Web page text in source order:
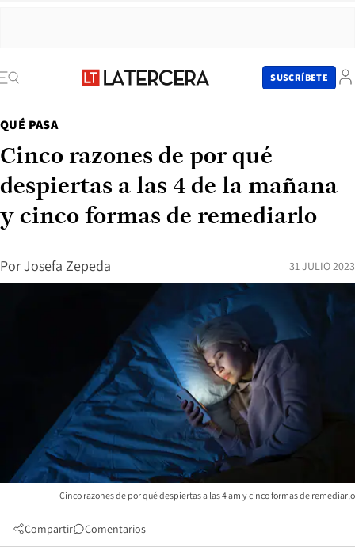
SUSCRÍBETE
QUÉ PASA
Cinco razones de por qué
despiertas a las 4 de la mañana
y cinco formas de remediarlo
PorJosefa Zepeda 31 JULIO 2023
Cinco razones de por qué despiertas a las 4 am y cinco formas de remediarlo
Compartir Comentarios